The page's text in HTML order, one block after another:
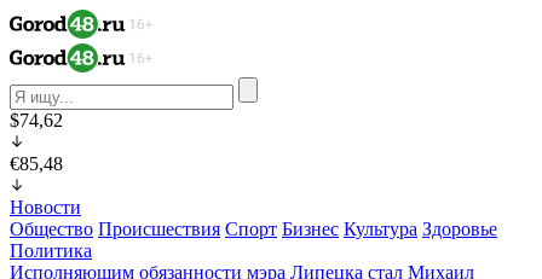
$74,62
€85,48
Новости
Общество Происшествия Спорт Бизнес Культура Здоровье
Политика
Исполняющим обязанности мэра Липецка стал Михаил